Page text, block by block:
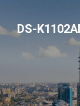
DS-